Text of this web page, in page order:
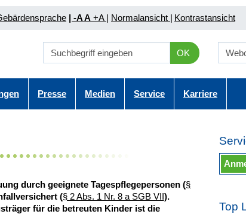
| -A A +A | Normalansicht | Kontrastansicht
OK
Presse Medien Service Karriere
durch geeigneteTagespflegepersonen (§
(§ 2 Abs. 1 Nr. 8 a SGB VII).
für die betreuten Kinder ist die
Top